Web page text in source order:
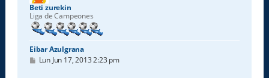
Beti zurekin
Liga de Campeones
Eibar Azulgrana
M
Lun Jun 17, 2013 2:23 pm